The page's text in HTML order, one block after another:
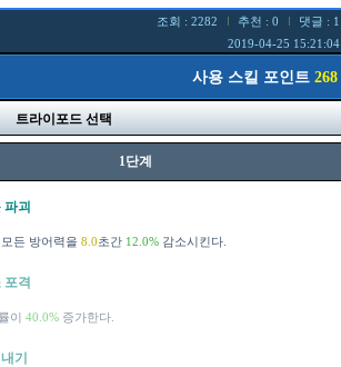
조회 : 2282 추천 : 0
댓글 : 1
2019-04-25 15:21:04
사용 스킬 포인트 268
트라이포드 선택
1단계
파괴
든 방어력을 8.0초간 12.0% 감소시킨다.
포격
이 40.0% 증가한다.
기